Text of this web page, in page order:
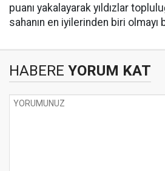
puanı yakalayarak yıldızlar
sahanın en iyilerinden biri olmayı
HABERE YORUM KAT